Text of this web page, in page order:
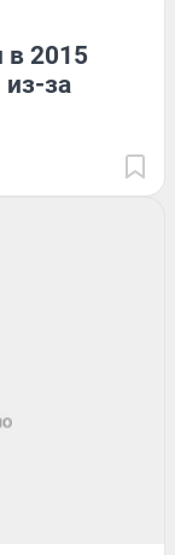
в 2015
из-за